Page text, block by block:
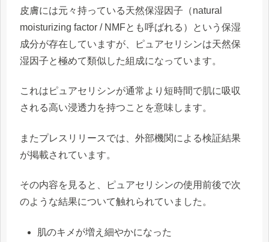
皮膚には元々持っている天然保湿因子（natural
moisturizing factor / NMFとも呼ばれる）という保湿
成分が存在していますが、ピュアセリシンは天然保
湿因子と極めて類似した組成になっています。
これはピュアセリシンが通常より短時間で肌に吸収
される高い浸透力を持つことを意味します。
またプレスリリースでは、外部機関による検証結果
が掲載されています。
その内容を見ると、ピュアセリシンの使用前後で次
のような結果について触れられていました。
肌のキメが増え細やかになった